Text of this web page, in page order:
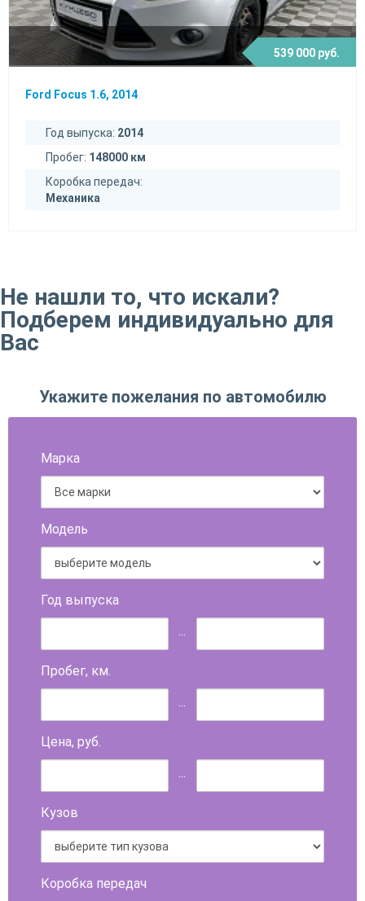
539 000 руб.
Ford Focus 1.6, 2014
Год выпуска: 2014
Пробег: 148000 км
Коробка передач:
Механика
Не нашли то, что искали?
Подберем индивидуально для
Вас
Укажите пожелания по автомобилю
Марка
Модель
Год выпуска
...
Пробег, км.
...
Цена, руб.
...
Кузов
Коробка передач